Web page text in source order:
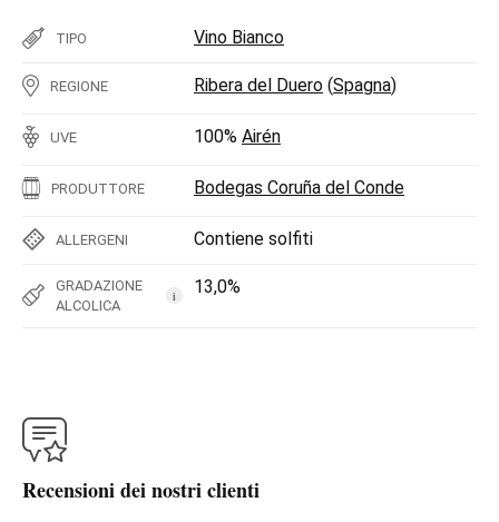
TIPO Vino Bianco
REGIONE Ribera del Duero (Spagna)
UVE 100% Airén
PRODUTTORE Bodegas Coruña del Conde
ALLERGENI Contiene solfiti
GRADAZIONE
ALCOLICA
i 13,0%
Recensioni dei nostri clienti